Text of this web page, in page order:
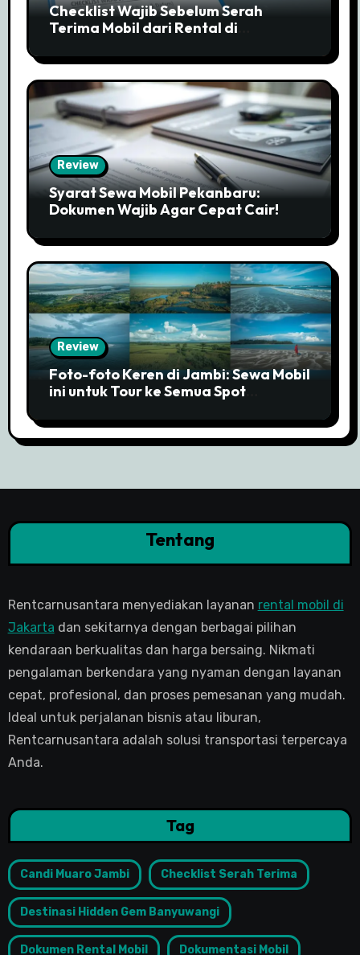
Checklist Wajib Sebelum Serah
Terima Mobil dari Rental di
Review
Syarat Sewa Mobil Pekanbaru:
Dokumen Wajib Agar Cepat Cair!
Review
Foto-foto Keren di Jambi: Sewa Mobil
ini untuk Tour ke Semua Spot
Tentang
Rentcarnusantara menyediakan layanan rental mobil di
Jakarta dan sekitarnya dengan berbagai pilihan
kendaraan berkualitas dan harga bersaing. Nikmati
pengalaman berkendara yang nyaman dengan layanan
cepat, profesional, dan proses pemesanan yang mudah.
Ideal untuk perjalanan bisnis atau liburan,
Rentcarnusantara adalah solusi transportasi terpercaya
Anda.
Tag
Candi Muaro Jambi Checklist Serah Terima
Destinasi Hidden Gem Banyuwangi
Dokumen Rental Mobil Dokumentasi Mobil